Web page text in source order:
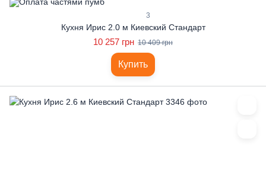
3
Кухня Ирис 2.0 м Киевский Стандарт
10 257 грн 10 409 грн
Купить